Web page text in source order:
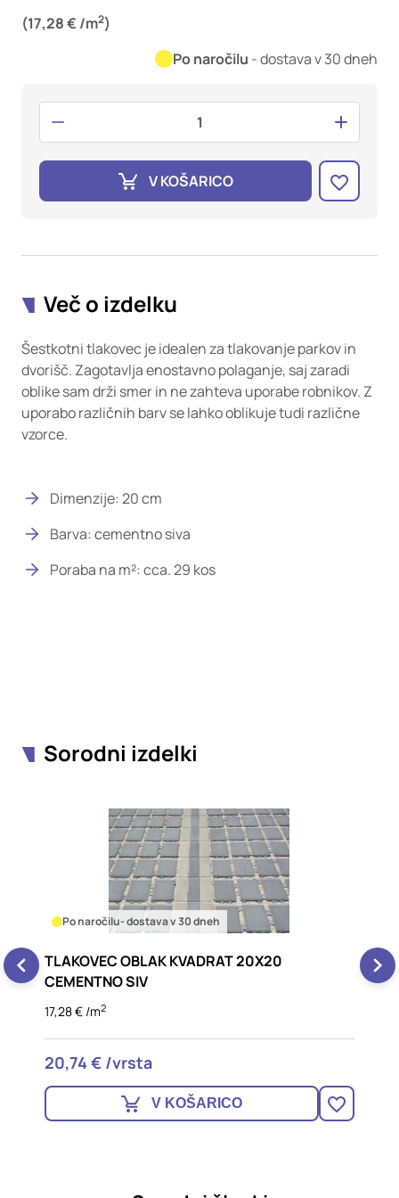
(17,28 € /m2)
Po naročilu - dostava v 30 dneh
V KOŠARICO
Več o izdelku
Šestkotni tlakovec je idealen za tlakovanje parkov in
dvorišč. Zagotavlja enostavno polaganje, saj zaradi
oblike sam drži smer in ne zahteva uporabe robnikov. Z
uporabo različnih barv se lahko oblikuje tudi različne
vzorce.
Dimenzije: 20 cm
Barva: cementno siva
Poraba na m²: cca. 29 kos
Sorodni izdelki
Po naročilu- dostava v 30 dneh
TLAKOVEC OBLAK KVADRAT 20X20
CEMENTNO SIV
17,28 € /m2
20,74 € /vrsta
V KOŠARICO
vaših interesov, ki ga nato uporabijo za prikazovanje ustreznih
edinstveno prepoznavanje vašega brskalnika in naprave. Če
DOVOLI VSE